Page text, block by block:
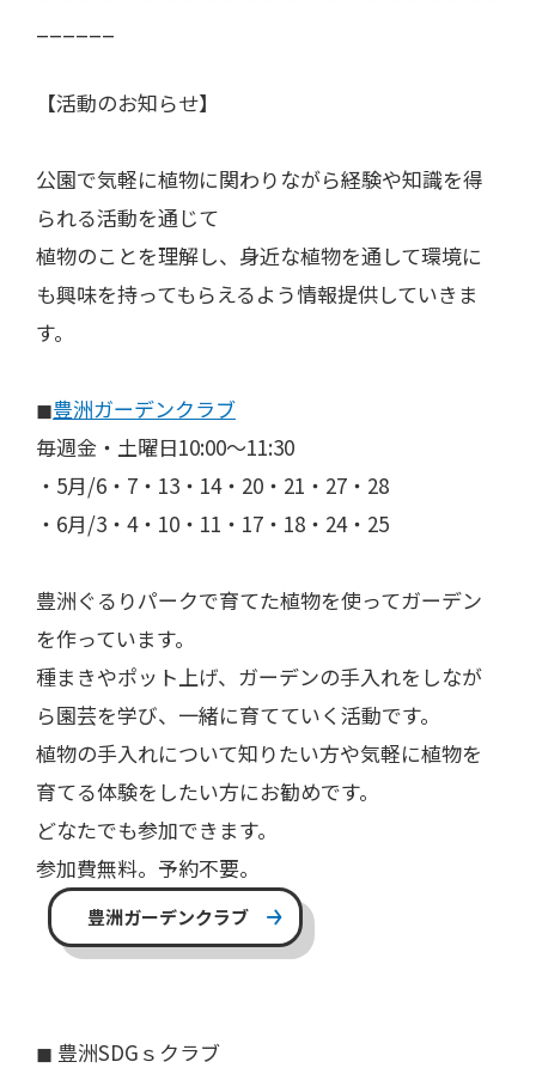
【活動のお知らせ】
公園で気軽に植物に関わりながら経験や知識を得
られる活動を通じて
植物のことを理解し、身近な植物を通して環境に
も興味を持ってもらえるよう情報提供していきま
す。
◼︎豊洲ガーデンクラブ
毎週金・土曜日10:00〜11:30
・5月/6・7・13・14・20・21・27・28
・6月/3・4・10・11・17・18・24・25
豊洲ぐるりパークで育てた植物を使ってガーデン
を作っています。
種まきやポット上げ、ガーデンの手入れをしなが
ら園芸を学び、一緒に育てていく活動です。
植物の手入れについて知りたい方や気軽に植物を
育てる体験をしたい方にお勧めです。
どなたでも参加できます。
参加費無料。予約不要。
豊洲ガーデンクラブ
◼︎ 豊洲SDGｓクラブ